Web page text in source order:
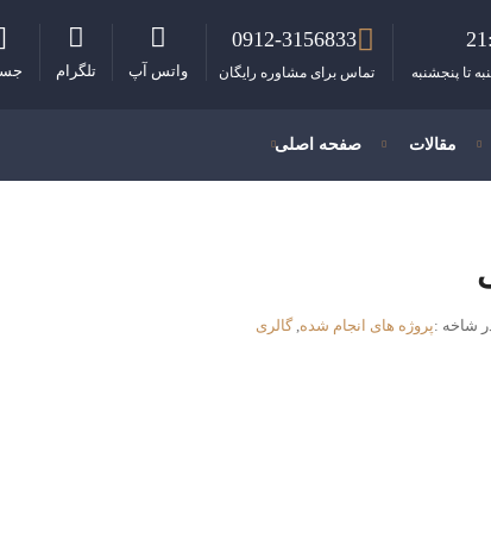
تا پنجشنبه
0912-3156833
تماس برای مشاوره رایگان واتس آپ تلگرام
صفحه اصلی مقالات
شاخه :پروژه های انجام شده,گالری